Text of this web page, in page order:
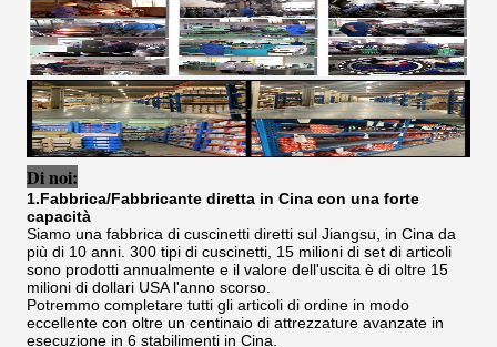
Di noi:
1.Fabbrica/Fabbricante diretta in Cina con una forte
capacità
Siamo una fabbrica di cuscinetti diretti sul Jiangsu, in Cina da
più di 10 anni. 300 tipi di cuscinetti, 15 milioni di set di articoli
sono prodotti annualmente e il valore dell'uscita è di oltre 15
milioni di dollari USA l'anno scorso.
Potremmo completare tutti gli articoli di ordine in modo
eccellente con oltre un centinaio di attrezzature avanzate in
esecuzione in 6 stabilimenti in Cina.